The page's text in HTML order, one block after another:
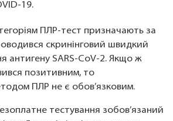
19.
ПЛР-тест призначають за
скринінговий швидкий
антигену SARS-CoV-2. Якщо ж
позитивним, то
ПЛР не є обов’язковим.
тестування зобов’язаний